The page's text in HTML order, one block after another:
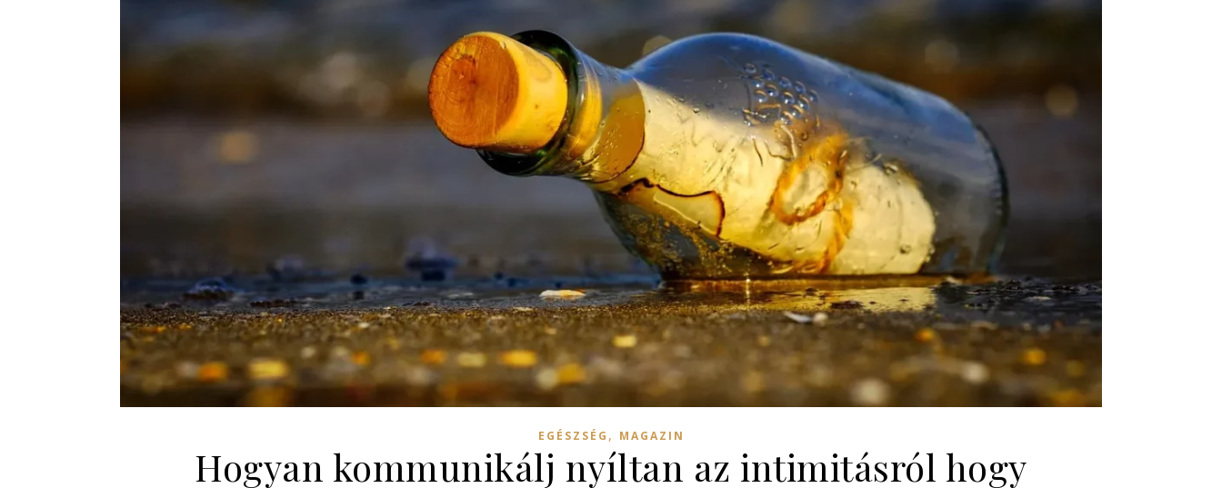
EGÉSZSÉG , MAGAZIN
Hogyan kommunikálj nyíltan az intimitásról hogy